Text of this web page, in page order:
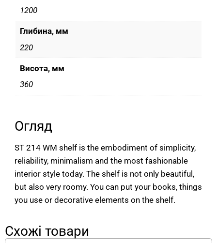
1200
Глибина, мм
220
Висота, мм
360
Огляд
ST 214 WM shelf is the embodiment of simplicity,
reliability, minimalism and the most fashionable
interior style today. The shelf is not only beautiful,
but also very roomy. You can put your books, things
you use or decorative elements on the shelf.
Схожі товари